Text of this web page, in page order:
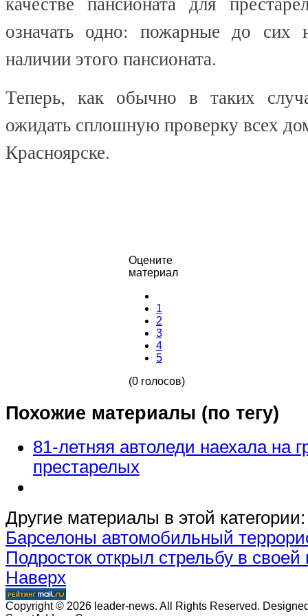
означать одно: пожарные до сих
наличии этого пансионата.
Теперь, как обычно в таких
ожидать сплошную проверку всех
Красноярске.
Оцените
материал
1
2
3
4
5
(0 голосов)
Похожие материалы (по тегу)
81-летняя автоледи наехала на
престарелых
Другие материалы в этой категории:
Барселоны автомобильный
Подросток открыл стрельбу в
Наверх
Copyright © 2026 leader-news. All Rights Reserved.